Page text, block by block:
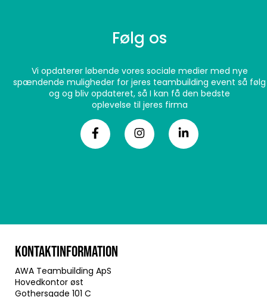
Følg os
Vi opdaterer løbende vores sociale medier med nye
spændende muligheder for jeres teambuilding event så følg
og og bliv opdateret, så I kan få den bedste
oplevelse til jeres firma
KONTAKTINFORMATION
AWA Teambuilding ApS
Hovedkontor øst
Gothersgade 101 C